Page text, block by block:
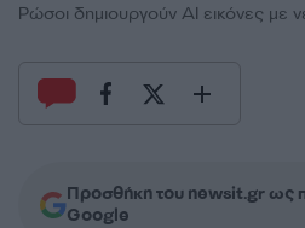
Ρώσοι δημιουργούν ΑΙ εικόνες με
Προσθήκη του newsit.gr ως
Google